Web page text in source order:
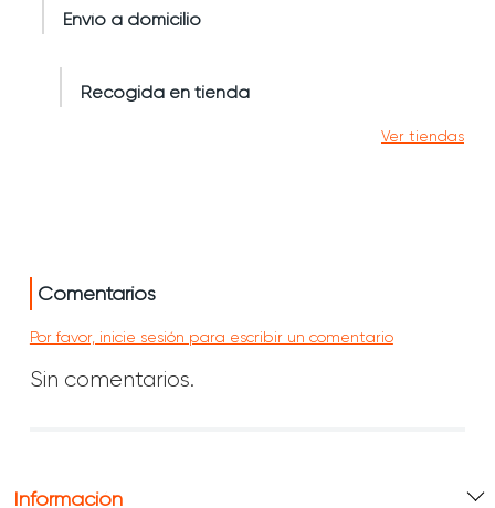
Envío a domicilio
Recogida en tienda
Ver tiendas
Comentarios
Por favor, inicie sesión para escribir un comentario
Sin comentarios.
Información